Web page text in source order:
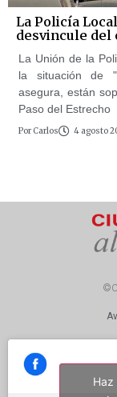
La Policía
desvincule del
La Unión de la
la situación de
asegura, están
Paso del Estrecho
Por Carlos 4 agosto